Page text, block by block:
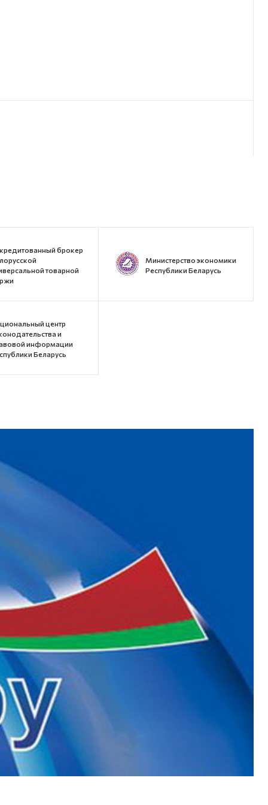
брокер
товарной
Министерство экономики
Республики Беларусь
центр
и
информации
Беларусь